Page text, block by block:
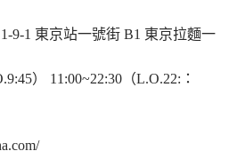
9-1 東京站一號街 B1 東京拉麵一
） 11:00~22:30（L.O.22:：